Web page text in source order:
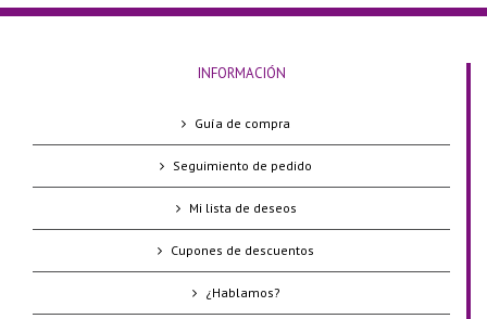
INFORMACIÓN
Guía de compra
Seguimiento de pedido
Mi lista de deseos
Cupones de descuentos
¿Hablamos?